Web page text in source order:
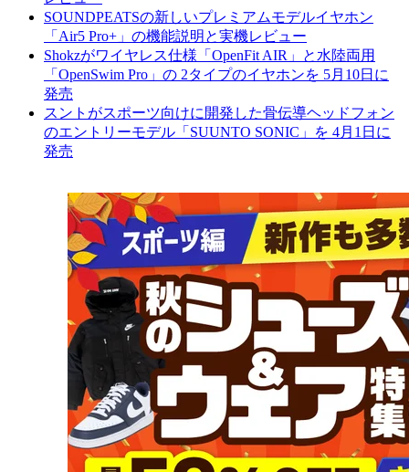
SOUNDPEATSの新しいプレミアムモデルイヤホン
「Air5 Pro+」の機能説明と実機レビュー
Shokzがワイヤレス仕様「OpenFit AIR」と水陸両用
「OpenSwim Pro」の 2タイプのイヤホンを 5月10日に
発売
スントがスポーツ向けに開発した骨伝導ヘッドフォン
のエントリーモデル「SUUNTO SONIC」を 4月1日に
発売